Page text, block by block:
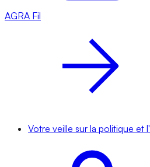
AGRA Fil
Votre veille sur la politique